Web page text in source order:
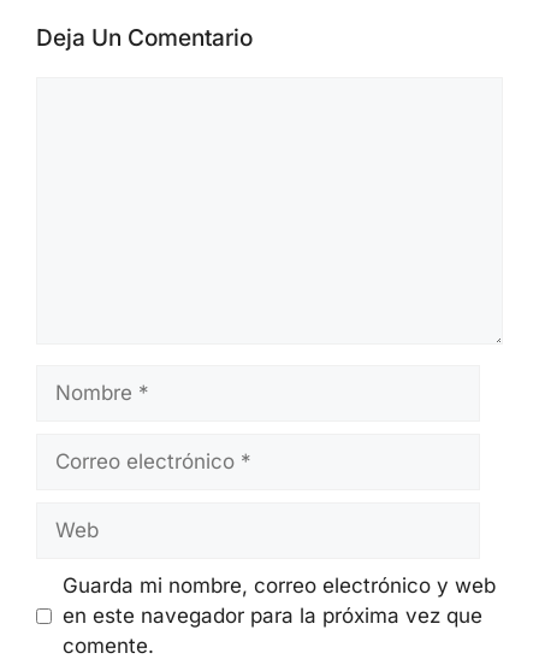
Deja Un Comentario
electrónico
Guarda mi nombre, correo electrónico y web
en este navegador para la próxima vez que
comente.